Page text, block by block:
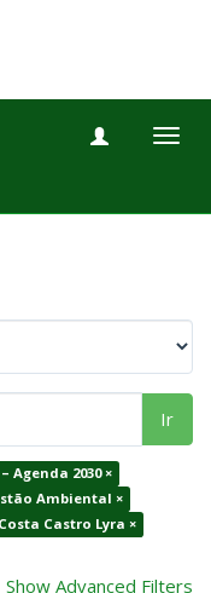
Ir
Agenda 2030 ×
Ambiental ×
Castro Lyra ×
Show Advanced Filters